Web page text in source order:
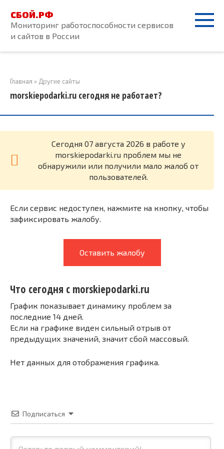
контенту
СБОЙ.РФ
Мониторинг работоспособности сервисов
и сайтов в России
Главная » Другие сайты
morskiepodarki.ru сегодня не работает?
Cегодня 07 августа 2026 в работе у
morskiepodarki.ru проблем мы не
обнаружили или получили мало жалоб от
пользователей.
Если сервис недоступен, нажмите на кнопку, чтобы
зафиксировать жалобу.
Оставить жалобу
Что сегодня с morskiepodarki.ru
График показывает динамику проблем за
последние 14 дней.
Если на графике виден сильный отрыв от
предыдущих значений, значит сбой массовый.
Нет данных для отображения графика.
Подписаться